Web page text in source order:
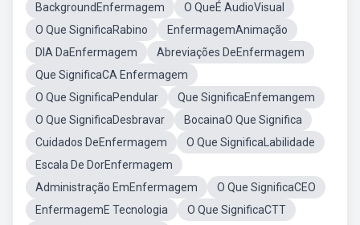
BackgroundEnfermagem
O QueÉ AudioVisual
O Que SignificaRabino
EnfermagemAnimação
DIA DaEnfermagem
Abreviações DeEnfermagem
Que SignificaCA Enfermagem
O Que SignificaPendular
Que SignificaEnfemangem
O Que SignificaDesbravar
BocainaO Que Significa
Cuidados DeEnfermagem
O Que SignificaLabilidade
Escala De DorEnfermagem
Administração EmEnfermagem
O Que SignificaCEO
EnfermagemE Tecnologia
O Que SignificaCTT